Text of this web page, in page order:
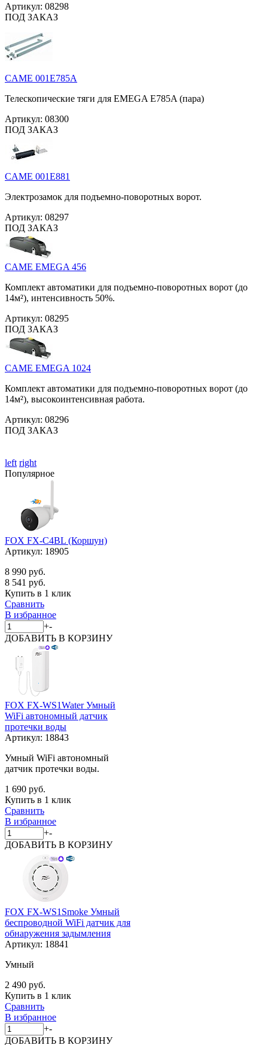
Артикул: 08298
ПОД ЗАКАЗ
CAME 001E785A
Телескопические тяги для EMEGA E785A (пара)
Артикул: 08300
ПОД ЗАКАЗ
CAME 001E881
Электрозамок для подъемно-поворотных ворот.
Артикул: 08297
ПОД ЗАКАЗ
CAME EMEGA 456
Комплект автоматики для подъемно-поворотных ворот (до
14м²), интенсивность 50%.
Артикул: 08295
ПОД ЗАКАЗ
CAME EMEGA 1024
Комплект автоматики для подъемно-поворотных ворот (до
14м²), высокоинтенсивная работа.
Артикул: 08296
ПОД ЗАКАЗ
left right
Популярное
FOX FX-C4BL (Коршун)
Артикул: 18905
8 990 руб.
8 541 руб.
Купить в 1 клик
Сравнить
В избранное
+-
ДОБАВИТЬ В КОРЗИНУ
FOX FX-WS1Water Умный
WiFi автономный датчик
протечки воды
Артикул: 18843
Умный WiFi автономный
датчик протечки воды.
1 690 руб.
Купить в 1 клик
Сравнить
В избранное
+-
ДОБАВИТЬ В КОРЗИНУ
FOX FX-WS1Smoke Умный
беспроводной WiFi датчик для
обнаружения задымления
Артикул: 18841
Умный
2 490 руб.
Купить в 1 клик
Сравнить
В избранное
+-
ДОБАВИТЬ В КОРЗИНУ